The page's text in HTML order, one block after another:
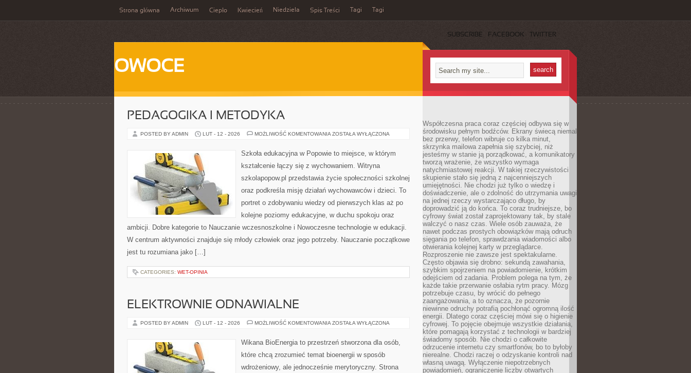
Strona główna Archiwum Ciepło Kwiecień Niedziela Spis Treści Tagi Tagi
SUBSCRIBE FACEBOOK TWITTER
OWOCE
PEDAGOGIKA I METODYKA
POSTED BY ADMIN LUT - 12 - 2026 MOŻLIWOŚĆ KOMENTOWANIA PEDAGOGIKA
ZOSTAŁA WYŁĄCZONA
Szkoła edukacyjna w Popowie to miejsce, w którym
kształcenie łączy się z wychowaniem. Witryna
szkolapopow.pl przedstawia życie społeczności szkolnej
oraz podkreśla misję działań wychowawców i dzieci. To
portret o zdobywaniu wiedzy od pierwszych klas aż po
kolejne poziomy edukacyjne, w duchu spokoju oraz
ambicji. Dobre kategorie to Nauczanie wczesnoszkolne i Nowoczesne technologie w edukacji.
W centrum aktywności znajduje się młody człowiek oraz jego potrzeby. Nauczanie początkowe
jest tu rozumiana jako […]
CATEGORIES: WET-OPINIA
ELEKTROWNIE ODNAWIALNE
POSTED BY ADMIN LUT - 12 - 2026 MOŻLIWOŚĆ KOMENTOWANIA ELEKTROWNIE
ZOSTAŁA WYŁĄCZONA
Wikana BioEnergia to przestrzeń stworzona dla osób,
które chcą zrozumieć temat bioenergii w sposób
wdrożeniowy, ale jednocześnie merytoryczny. Strona
Współczesna praca coraz częściej odbywa się w
środowisku pełnym bodźców. Ekrany świecą niemal
bez przerwy, telefon wibruje co kilka minut,
skrzynka mailowa zapełnia się szybciej, niż
jesteśmy w stanie ją porządkować, a komunikatory
tworzą wrażenie, że wszystko wymaga
natychmiastowej reakcji. W takiej rzeczywistości
skupienie stało się jedną z najcenniejszych
umiejętności. Nie chodzi już tylko o wiedzę i
doświadczenie, ale o zdolność do utrzymania uwagi
na jednej rzeczy wystarczająco długo, by
doprowadzić ją do końca. To coraz trudniejsze, bo
cyfrowy świat został zaprojektowany tak, by stale
walczyć o nasz czas. Wiele osób zauważa, że
nawet podczas prostych obowiązków mają odruch
sięgania po telefon, sprawdzania wiadomości albo
otwierania kolejnej karty w przeglądarce.
Rozproszenie nie zawsze jest spektakularne.
Często objawia się drobno: sekundą zawahania,
szybkim spojrzeniem na powiadomienie, krótkim
odejściem od zadania. Problem polega na tym, że
każde takie przerwanie osłabia rytm pracy. Mózg
potrzebuje czasu, by wrócić do pełnego
zaangażowania, a to oznacza, że pozornie
niewinne odruchy potrafią pochłonąć ogromną ilość
energii. Dlatego coraz częściej mówi się o higienie
cyfrowej. To pojęcie obejmuje wszystkie działania,
które pomagają korzystać z technologii w bardziej
świadomy sposób. Nie chodzi o całkowite
odrzucenie internetu czy smartfonów, bo to byłoby
nierealne. Chodzi raczej o odzyskanie kontroli nad
własną uwagą. Wyłączenie niepotrzebnych
powiadomień, ograniczenie liczby otwartych